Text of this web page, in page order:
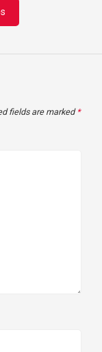
fields are marked *